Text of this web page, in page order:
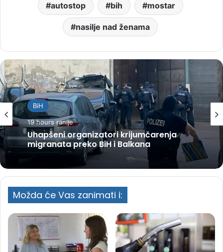
autostop bih mostar
nasilje nad ženama
BiH
19 hours ranije
Uhapšeni organizatori krijumčarenja
migranata preko BiH i Balkana
Možda će Vas zanimati i: